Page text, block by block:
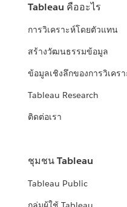
Tableau คืออะไร
การวิเคราะห์โดยตัวแทน
สร้างวัฒนธรรมข้อมูล
ข้อมูลเชิงลึกของการวิเคร
Tableau Research
ติดต่อเรา
ชุมชน Tableau
Tableau Public